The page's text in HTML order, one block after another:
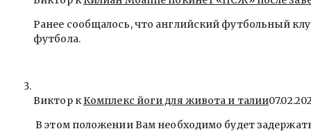
Ранее сообщалось, что английский футбольный
футбола.
Виктор кКомплекс йоги для живота и талии
В этом положении Вам необходимо будет